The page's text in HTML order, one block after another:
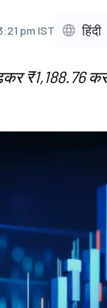
pm IST हिंदी
₹1,188.76